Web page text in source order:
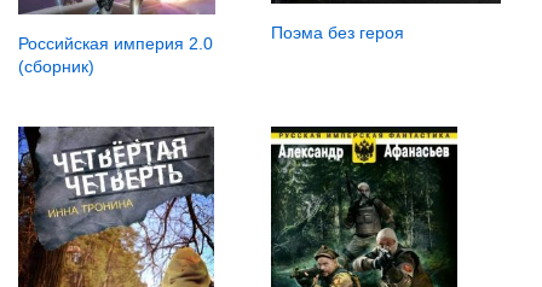
Российская империя 2.0
(сборник)
Поэма без героя